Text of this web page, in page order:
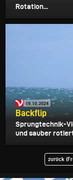
Rotation...
19.10.2024
Backflip
Sprungtechnik-
und sauber
zurück